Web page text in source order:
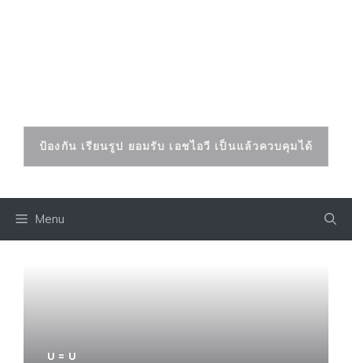
ป้องกัน เรียนรูป ยอมรับ เอชไอวี เป็นแล้วควบคุมได้
Menu
U = U